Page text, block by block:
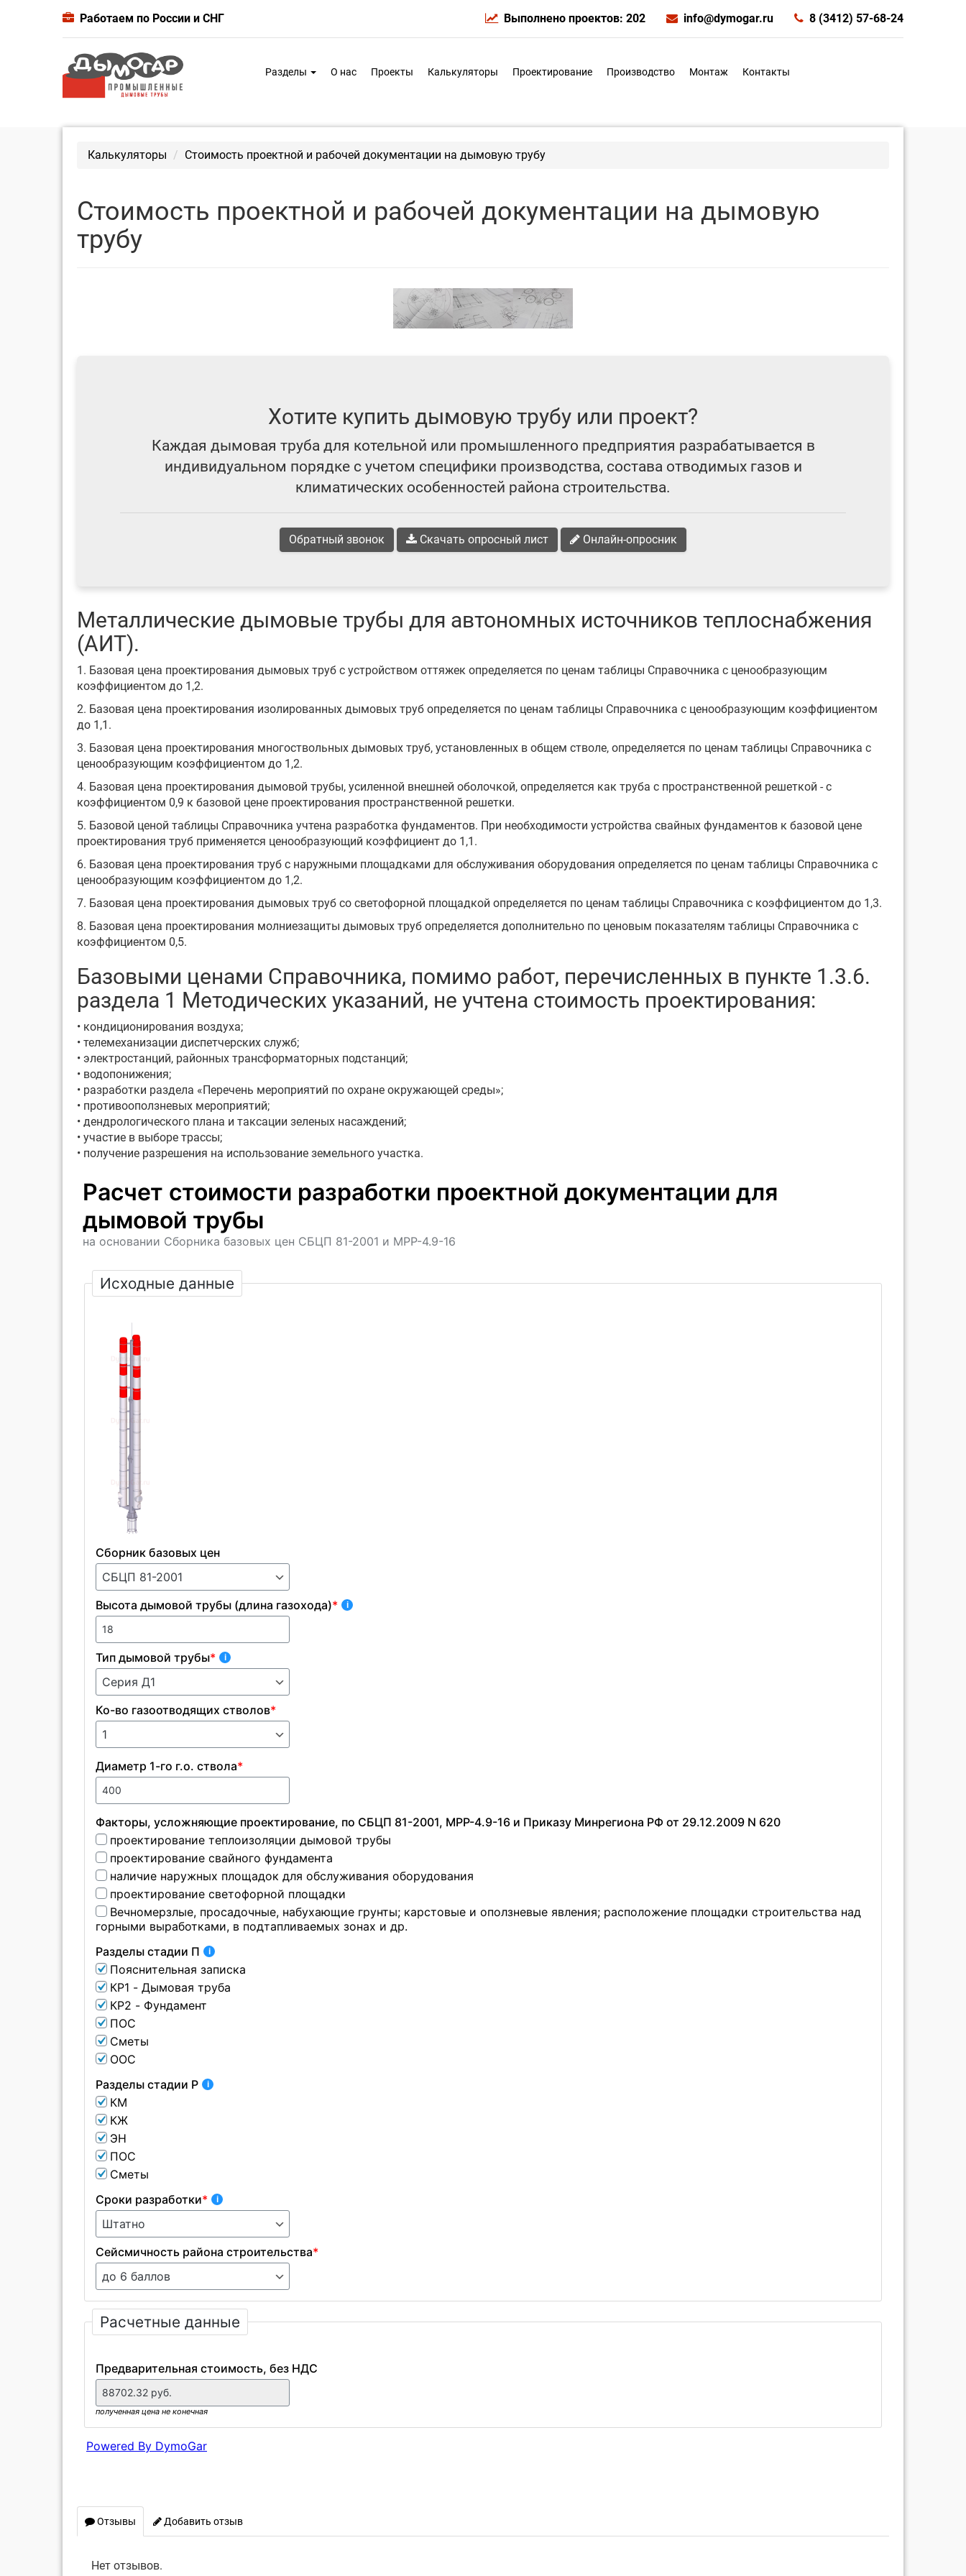
Работаем по России и СНГ Выполнено проектов: 202 info@dymogar.ru 8 (3412) 57-68-24
Разделы О нас Проекты Калькуляторы Проектирование Производство Монтаж Контакты
Калькуляторы Стоимость проектной и рабочей документации на дымовую трубу
Стоимость проектной и рабочей документации на дымовую
трубу
Хотите купить дымовую трубу или проект?
Каждая дымовая труба для котельной или промышленного предприятия разрабатывается в
индивидуальном порядке с учетом специфики производства, состава отводимых газов и
климатических особенностей района строительства.
Обратный звонок Скачать опросный лист Онлайн-опросник
Металлические дымовые трубы для автономных источников теплоснабжения
(АИТ).
1. Базовая цена проектирования дымовых труб с устройством оттяжек определяется по ценам таблицы Справочника с ценообразующим
коэффициентом до 1,2.
2. Базовая цена проектирования изолированных дымовых труб определяется по ценам таблицы Справочника с ценообразующим коэффициентом
до 1,1.
3. Базовая цена проектирования многоствольных дымовых труб, установленных в общем стволе, определяется по ценам таблицы Справочника с
ценообразующим коэффициентом до 1,2.
4. Базовая цена проектирования дымовой трубы, усиленной внешней оболочкой, определяется как труба с пространственной решеткой - с
коэффициентом 0,9 к базовой цене проектирования пространственной решетки.
5. Базовой ценой таблицы Справочника учтена разработка фундаментов. При необходимости устройства свайных фундаментов к базовой цене
проектирования труб применяется ценообразующий коэффициент до 1,1.
6. Базовая цена проектирования труб с наружными площадками для обслуживания оборудования определяется по ценам таблицы Справочника с
ценообразующим коэффициентом до 1,2.
7. Базовая цена проектирования дымовых труб со светофорной площадкой определяется по ценам таблицы Справочника с коэффициентом до 1,3.
8. Базовая цена проектирования молниезащиты дымовых труб определяется дополнительно по ценовым показателям таблицы Справочника с
коэффициентом 0,5.
Базовыми ценами Справочника, помимо работ, перечисленных в пункте 1.3.6.
раздела 1 Методических указаний, не учтена стоимость проектирования:
• кондиционирования воздуха;
• телемеханизации диспетчерских служб;
• электростанций, районных трансформаторных подстанций;
• водопонижения;
• разработки раздела «Перечень мероприятий по охране окружающей среды»;
• противооползневых мероприятий;
• дендрологического плана и таксации зеленых насаждений;
• участие в выборе трассы;
• получение разрешения на использование земельного участка.
Отзывы Добавить отзыв
Нет отзывов.